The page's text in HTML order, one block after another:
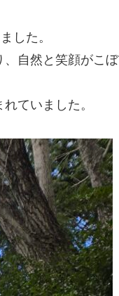
した。
自然と笑顔がこぼ
ていました。